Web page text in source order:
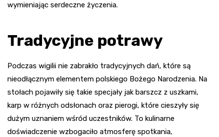
wymieniając serdeczne życzenia.
Tradycyjne potrawy
Podczas wigilii nie zabrakło tradycyjnych dań, które są
nieodłącznym elementem polskiego Bożego Narodzenia. Na
stołach pojawiły się takie specjały jak barszcz z uszkami,
karp w różnych odsłonach oraz pierogi, które cieszyły się
dużym uznaniem wśród uczestników. To kulinarne
doświadczenie wzbogaciło atmosferę spotkania,